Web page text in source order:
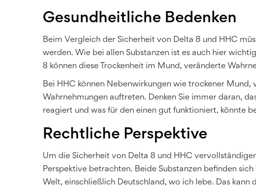
Gesundheitliche Bedenken
Beim Vergleich der Sicherheit von Delta 8 und HHC
werden. Wie bei allen Substanzen ist es auch hier
8 können diese Trockenheit im Mund, veränderte
Bei HHC können Nebenwirkungen wie trockener
Wahrnehmungen auftreten. Denken Sie immer daran,
reagiert und was für den einen gut funktioniert, könnte
Rechtliche Perspektive
Um die Sicherheit von Delta 8 und HHC
Perspektive betrachten. Beide Substanzen befinden
Welt, einschließlich Deutschland, wo ich lebe. Das kann